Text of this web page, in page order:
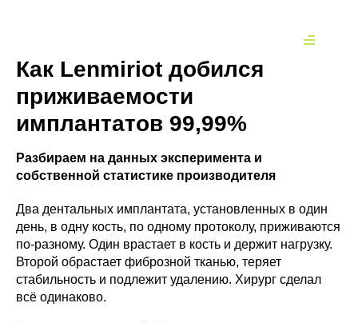
Как Lenmiriot добился
приживаемости
имплантатов 99,99%
Разбираем на данных эксперимента и
собственной статистике производителя
Два дентальных имплантата, установленных в один
день, в одну кость, по одному протоколу, приживаются
по-разному. Один врастает в кость и держит нагрузку.
Второй обрастает фиброзной тканью, теряет
стабильность и подлежит удалению. Хирург сделал
всё одинаково.